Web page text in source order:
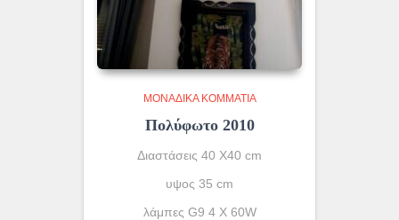
ΜΟΝΆΔΙΚΑ ΚΟΜΜΆΤΙΑ
Πολύφωτο 2010
Διαστάσεις 40 Χ40 cm
υψος 35 cm
λάμπες G9 4 X 60W